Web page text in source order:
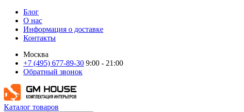
Блог
О нас
Информация о доставке
Контакты
Москва
+7 (495) 677-89-30 9:00 - 21:00
Обратный звонок
Каталог товаров